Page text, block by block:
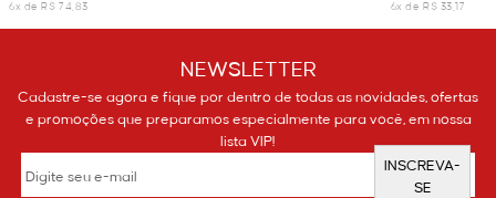
6x de R$ 74,83
6x de R$ 33,17
NEWSLETTER
Cadastre-se agora e fique por dentro de todas as novidades, ofertas
e promoções que preparamos especialmente para você, em nossa
lista VIP!
INSCREVA-
SE